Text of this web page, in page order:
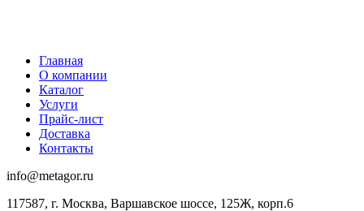
Главная
О компании
Каталог
Услуги
Прайс-лист
Доставка
Контакты
info@metagor.ru
117587, г. Москва, Варшавское шоссе, 125Ж, корп.6